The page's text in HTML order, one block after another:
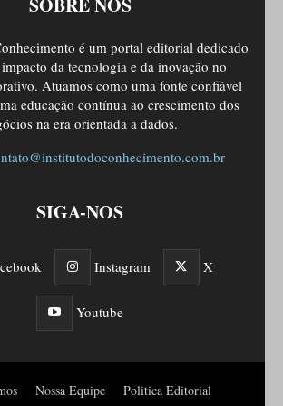
é um portal editorial dedicado
da tecnologia e da inovação no
Atuamos como uma fonte confiável
educação contínua ao crescimento dos
na era orientada a dados.
SIGA-NOS
Instagram X
Youtube
Nossa Equipe Politica Editorial